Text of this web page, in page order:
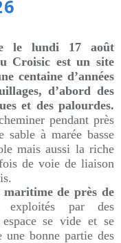
le lundi 17 août
Croisic est un site
centaine d’années
d’abord des
et des palourdes.
pendant près
sable à marée basse
mais aussi la riche
de voie de liaison
de près de
par des
se vide et se
une bonne partie des